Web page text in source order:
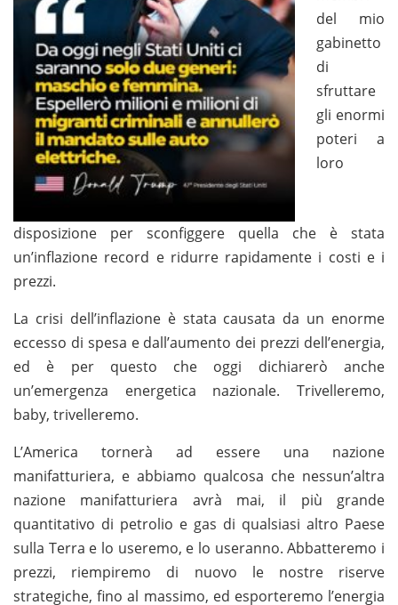
del mio
gabinetto
di
sfruttare
gli enormi
poteri a
loro
disposizione per sconfiggere quella che è stata
un’inflazione record e ridurre rapidamente i costi e i
prezzi.
La crisi dell’inflazione è stata causata da un enorme
eccesso di spesa e dall’aumento dei prezzi dell’energia,
ed è per questo che oggi dichiarerò anche
un’emergenza energetica nazionale. Trivelleremo,
baby, trivelleremo.
L’America tornerà ad essere una nazione
manifatturiera, e abbiamo qualcosa che nessun’altra
nazione manifatturiera avrà mai, il più grande
quantitativo di petrolio e gas di qualsiasi altro Paese
sulla Terra e lo useremo, e lo useranno. Abbatteremo i
prezzi, riempiremo di nuovo le nostre riserve
strategiche, fino al massimo, ed esporteremo l’energia